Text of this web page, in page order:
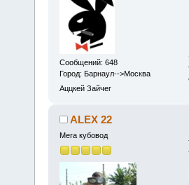
Сообщений: 648
Город: Барнаул-->Москва
Аццкей Зайчег
ALEX 22
Мега кубовод